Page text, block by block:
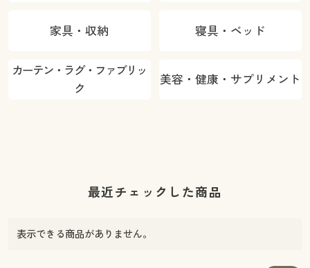
家具・収納 寝具・ベッド
カーテン・ラグ・ファブリッ
ク
美容・健康・サプリメント
最近チェックした商品
表示できる商品がありません。